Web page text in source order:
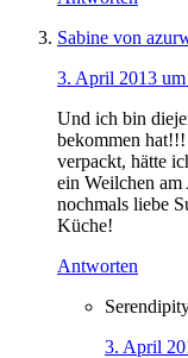
Sabine von
3. April 2013
Und ich bin
bekommen
verpackt, hätte
ein Weilchen
nochmals liebe
Küche!
Antworten
3. April